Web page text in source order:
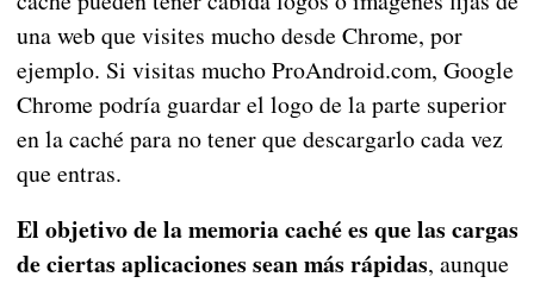
una web que visites mucho desde Chrome, por
ejemplo. Si visitas mucho ProAndroid.com, Google
Chrome podría guardar el logo de la parte superior
en la caché para no tener que descargarlo cada vez
que entras.
El objetivo de la memoria caché es que las cargas
de ciertas aplicaciones sean más rápidas, aunque